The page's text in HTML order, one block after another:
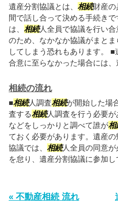
遺産分割協議とは、 相続財産の
間で話し合って決める手続き
は、 相続人全員で協議を行い
のため、なかなか協議がまとま
してしまう恐れもあります。
合意に至らなかった場合には
相続の流れ
■相続人調査相続が開始した場
査する相続人調査を行う必要
などをしっかりと調べて誰が相
ておく必要があります。遺産
協議では、 相続人全員の同意が
を怠り、遺産分割協議に参加
« 不動産相続 流れ